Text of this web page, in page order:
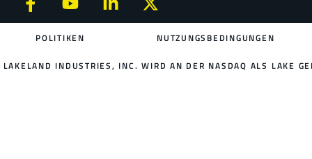
POLITIKEN NUTZUNGSBEDINGUNGEN
LAKELAND INDUSTRIES, INC. WIRD AN DER NASDAQ ALS LAKE